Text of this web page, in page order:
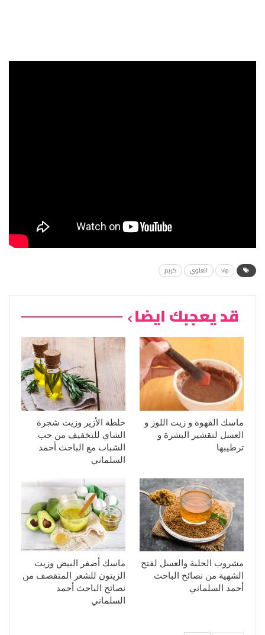
vip العلوي كريم
قد يعجبك ايضا
ماسك القهوة و زيت اللوز و
العسل لتقشير البشرة و
ترطيبها
خلطة الأزير وزيت شجرة
الشاي للتخفيف من حب
الشباب مع الباحث أحمد
السلماني
مشروب الحلبة والعسل لفتح
الشهية من نصائح الباحث
أحمد السلماني
ماسك أصفر البيض وزيت
الزيتون للشعر المتقصف من
نصائح الباحث أحمد
السلماني